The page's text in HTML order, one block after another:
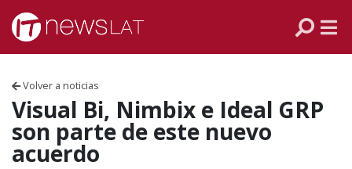
Skip to content
Volver a noticias
Visual Bi, Nimbix e Ideal GRP
son parte de este nuevo
acuerdo
VENEZUELA
ECUADOR